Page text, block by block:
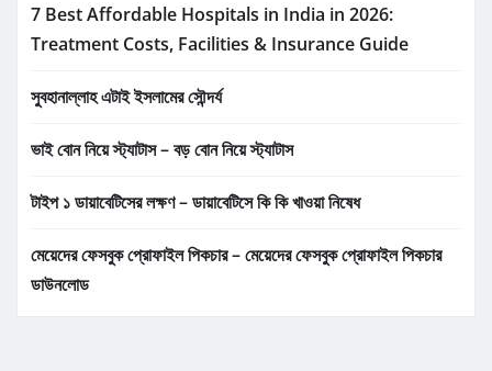
7 Best Affordable Hospitals in India in 2026:
Treatment Costs, Facilities & Insurance Guide
সুবহানাল্লাহ এটাই ইসলামের সৌন্দর্য
ভাই বোন নিয়ে স্ট্যাটাস – বড় বোন নিয়ে স্ট্যাটাস
টাইপ ১ ডায়াবেটিসের লক্ষণ – ডায়াবেটিসে কি কি খাওয়া নিষেধ
মেয়েদের ফেসবুক প্রোফাইল পিকচার – মেয়েদের ফেসবুক প্রোফাইল পিকচার
ডাউনলোড